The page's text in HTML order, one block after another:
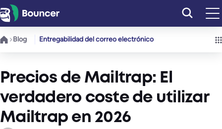
Saltar
al
contenido
Blog Entregabilidad del correo electrónico
Precios de Mailtrap: El
verdadero coste de utilizar
Mailtrap en 2026